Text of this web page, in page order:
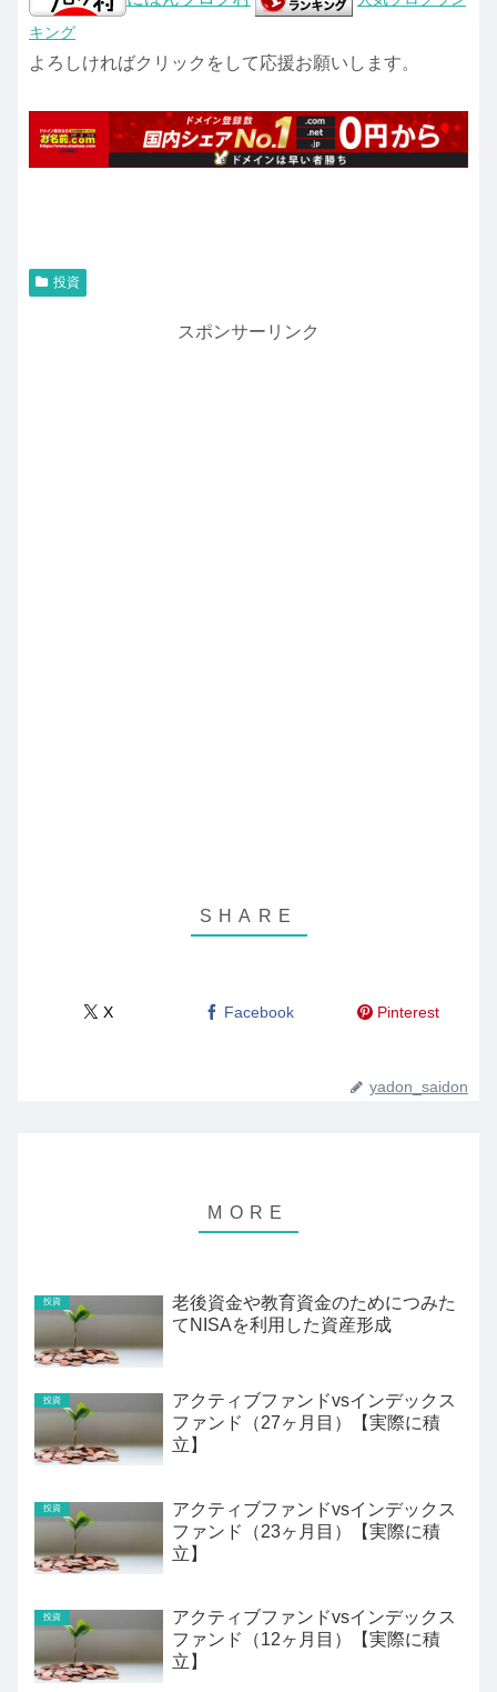
キング
よろしければクリックをして応援お願いします。
投資
スポンサーリンク
X Facebook Pinterest
yadon_saidon
投資
老後資金や教育資金のためにつみた
てNISAを利用した資産形成
投資
アクティブファンドvsインデックス
ファンド（27ヶ月目）【実際に積
立】
投資
アクティブファンドvsインデックス
ファンド（23ヶ月目）【実際に積
立】
投資
アクティブファンドvsインデックス
ファンド（12ヶ月目）【実際に積
立】